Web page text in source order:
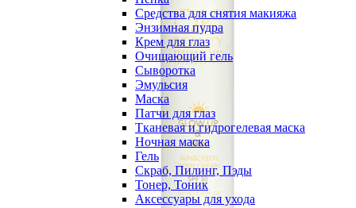
Средства для снятия макияжа
Энзимная пудра
Крем для глаз
Очищающий гель
Сыворотка
Эмульсия
Маска
Патчи для глаз
Тканевая и гидрогелевая маска
Ночная маска
Гель
Скраб, Пилинг, Пэды
Тонер, Тоник
Аксессуары для ухода